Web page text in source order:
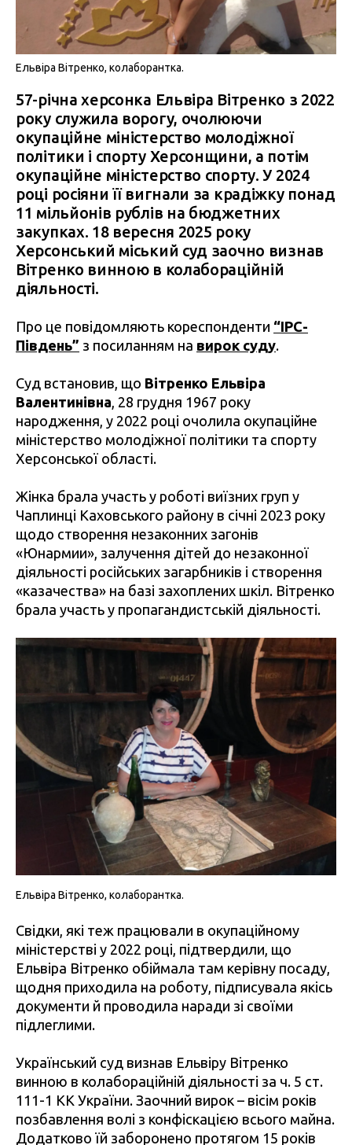
Ельвіра Вітренко, колаборантка.
57-річна херсонка Ельвіра Вітренко з 2022
року служила ворогу, очолюючи
окупаційне міністерство молодіжної
політики і спорту Херсонщини, а потім
окупаційне міністерство спорту. У 2024
році росіяни її вигнали за крадіжку понад
11 мільйонів рублів на бюджетних
закупках. 18 вересня 2025 року
Херсонський міський суд заочно визнав
Вітренко винною в колабораційній
діяльності.
Про це повідомляють кореспонденти “ІРС-
Південь” з посиланням на вирок суду.
Суд встановив, що Вітренко Ельвіра
Валентинівна, 28 грудня 1967 року
народження, у 2022 році очолила окупаційне
міністерство молодіжної політики та спорту
Херсонської області.
Жінка брала участь у роботі виїзних груп у
Чаплинці Каховського району в січні 2023 року
щодо створення незаконних загонів
«Юнармии», залучення дітей до незаконної
діяльності російських загарбників і створення
«казачества» на базі захоплених шкіл. Вітренко
брала участь у пропагандистській діяльності.
Ельвіра Вітренко, колаборантка.
Свідки, які теж працювали в окупаційному
міністерстві у 2022 році, підтвердили, що
Ельвіра Вітренко обіймала там керівну посаду,
щодня приходила на роботу, підписувала якісь
документи й проводила наради зі своїми
підлеглими.
Український суд визнав Ельвіру Вітренко
винною в колабораційній діяльності за ч. 5 ст.
111-1 КК України. Заочний вирок – вісім років
позбавлення волі з конфіскацією всього майна.
Додатково їй заборонено протягом 15 років